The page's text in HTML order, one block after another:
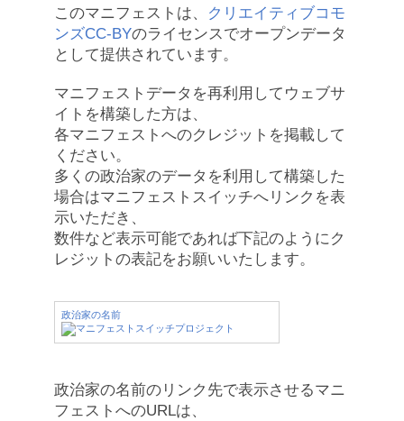
このマニフェストは、
クリエイティブコモ
ンズCC-BYのライセンスでオープンデータ
として提供されています。
マニフェストデータを再利用してウェブサ
イトを構築した方は、
各マニフェストへのクレジットを掲載して
ください。
多くの政治家のデータを利用して構築した
場合はマニフェストスイッチへリンクを表
示いただき、
数件など表示可能であれば下記のようにク
レジットの表記をお願いいたします。
政治家の名前
政治家の名前のリンク先で表示させるマニ
フェストへのURLは、